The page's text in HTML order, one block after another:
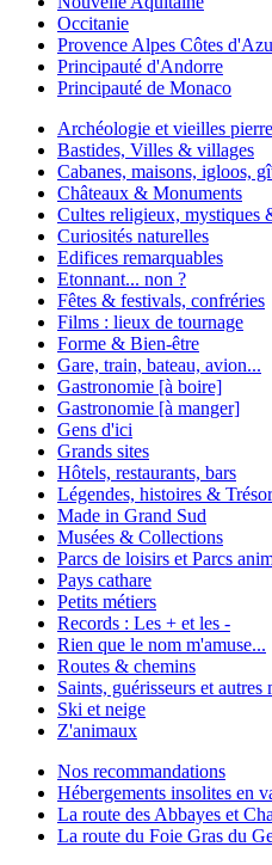
Occitanie
Provence Alpes Côtes
Principauté d'Andorre
Principauté de Monaco
Archéologie et vieilles
Bastides, Villes & villages
Cabanes, maisons, igloos,
Châteaux & Monuments
Cultes religieux, mystiques
Curiosités naturelles
Edifices remarquables
Etonnant... non ?
Fêtes & festivals, confréries
Films : lieux de tournage
Forme & Bien-être
Gare, train, bateau, avion...
Gastronomie [à boire]
Gastronomie [à manger]
Gens d'ici
Grands sites
Hôtels, restaurants, bars
Légendes, histoires &
Made in Grand Sud
Musées & Collections
Parcs de loisirs et Parcs
Pays cathare
Petits métiers
Records : Les + et les -
Rien que le nom m'amuse...
Routes & chemins
Saints, guérisseurs et autres
Ski et neige
Z'animaux
Nos recommandations
Hébergements insolites en
La route des Abbayes et
La route du Foie Gras du